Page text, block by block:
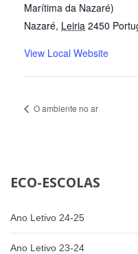
Marítima da Nazaré)
Nazaré, Leiria 2450
View Local Website
O ambiente no ar
ECO-ESCOLAS
Ano Letivo 24-25
Ano Letivo 23-24